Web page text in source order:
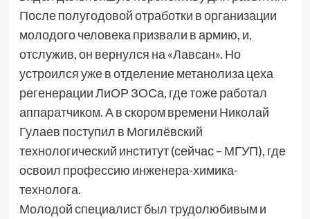
После полугодовой отработки в организации
молодого человека призвали в армию, и,
отслужив, он вернулся на «Лавсан». Но
устроился уже в отделение метанолиза цеха
регенерации ЛиОР ЗОСа, где тоже работал
аппаратчиком. А в скором времени Николай
Гулаев поступил в Могилёвский
технологический институт (сейчас – МГУП), где
освоил профессию инженера-химика-
технолога.
Молодой специалист был трудолюбивым и